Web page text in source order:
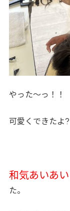
やった～っ！！
可愛くできたよ?
和気あいあい
た。